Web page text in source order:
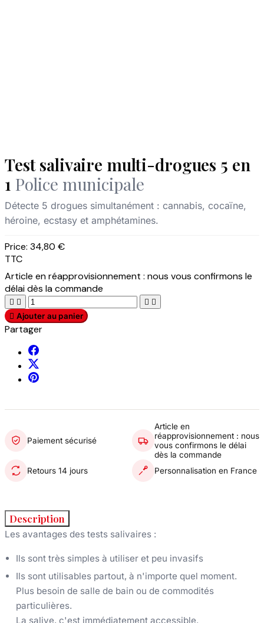
Test salivaire multi-drogues 5 en
1 Police municipale
Détecte 5 drogues simultanément : cannabis, cocaïne,
héroine, ecstasy et amphétamines.
Price: 34,80 €
TTC
Article en réapprovisionnement : nous vous confirmons le
délai dès la commande
   
 Ajouter au panier
Partager
Paiement sécurisé
Article en
réapprovisionnement : nous
vous confirmons le délai
dès la commande
Retours 14 jours
Personnalisation en France
Description
Les avantages des tests salivaires :
Ils sont très simples à utiliser et peu invasifs
Ils sont utilisables partout, à n'importe quel moment.
Plus besoin de salle de bain ou de commodités
particulières.
La salive, c'est immédiatement accessible.